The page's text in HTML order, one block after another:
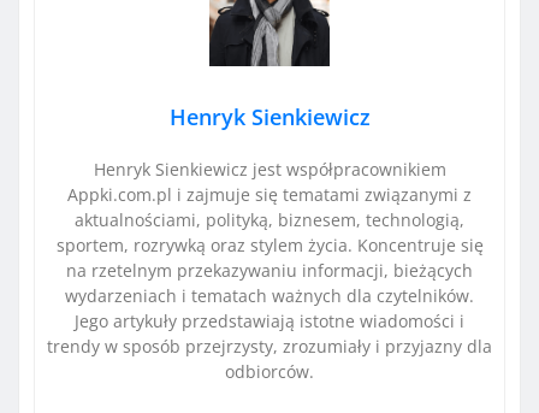
Henryk Sienkiewicz
Henryk Sienkiewicz jest współpracownikiem
Appki.com.pl i zajmuje się tematami związanymi z
aktualnościami, polityką, biznesem, technologią,
sportem, rozrywką oraz stylem życia. Koncentruje się
na rzetelnym przekazywaniu informacji, bieżących
wydarzeniach i tematach ważnych dla czytelników.
Jego artykuły przedstawiają istotne wiadomości i
trendy w sposób przejrzysty, zrozumiały i przyjazny dla
odbiorców.